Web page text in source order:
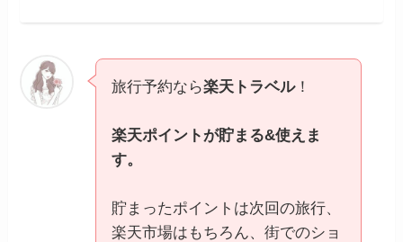
旅行予約なら楽天トラベル！
楽天ポイントが貯まる&使えま
す。
貯まったポイントは次回の旅行、
楽天市場はもちろん、街でのショ